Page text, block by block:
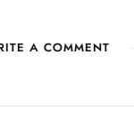
A COMMENT